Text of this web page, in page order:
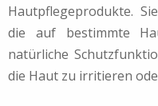
Hautpflegeprodukte.
die auf bestimmte
natürliche
die Haut zu irritieren